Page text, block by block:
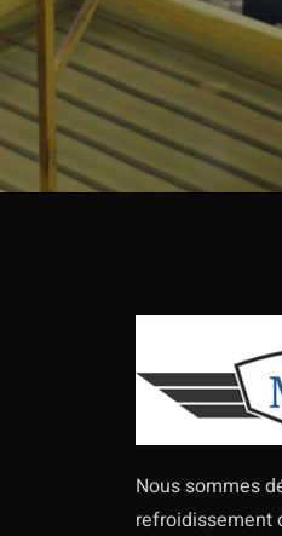
Nous sommes
refroidissement